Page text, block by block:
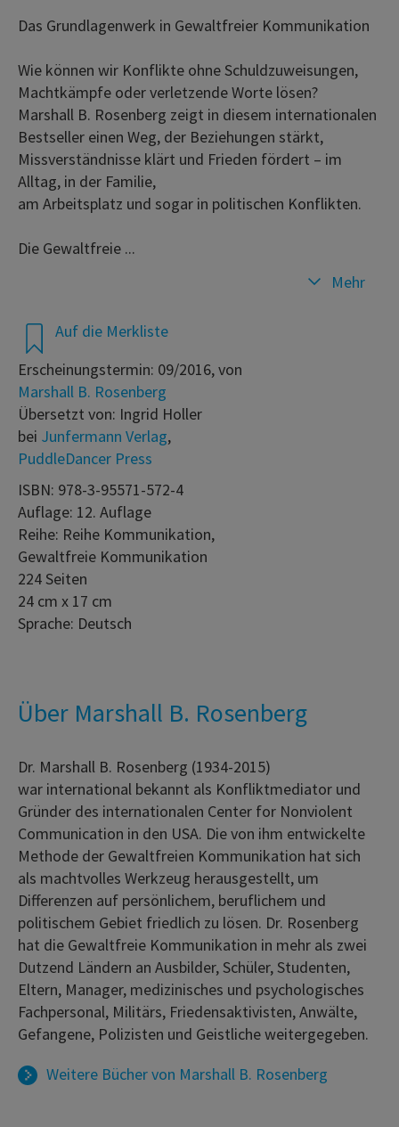
Auf die Merkliste
Erscheinungstermin: 09/2016, von
Marshall B. Rosenberg
Übersetzt von: Ingrid Holler
bei Junfermann Verlag,
PuddleDancer Press
ISBN: 978-3-95571-572-4
Auflage: 12. Auflage
Reihe: Reihe Kommunikation,
Gewaltfreie Kommunikation
224 Seiten
24 cm x 17 cm
Sprache: Deutsch
Das Grundlagenwerk in Gewaltfreier Kommunikation
Wie können wir Konflikte ohne Schuldzuweisungen,
Machtkämpfe oder verletzende Worte lösen?
Marshall B. Rosenberg zeigt in diesem internationalen
Bestseller einen Weg, der Beziehungen stärkt,
Missverständnisse klärt und Frieden fördert – im
Alltag, in der Familie,
am Arbeitsplatz und sogar in politischen Konflikten.
Die Gewaltfreie ...
Mehr
Über Marshall B. Rosenberg
Dr. Marshall B. Rosenberg (1934-2015)
war international bekannt als Konfliktmediator und
Gründer des internationalen Center for Nonviolent
Communication in den USA. Die von ihm entwickelte
Methode der Gewaltfreien Kommunikation hat sich
als machtvolles Werkzeug herausgestellt, um
Differenzen auf persönlichem, beruflichem und
politischem Gebiet friedlich zu lösen. Dr. Rosenberg
hat die Gewaltfreie Kommunikation in mehr als zwei
Dutzend Ländern an Ausbilder, Schüler, Studenten,
Eltern, Manager, medizinisches und psychologisches
Fachpersonal, Militärs, Friedensaktivisten, Anwälte,
Gefangene, Polizisten und Geistliche weitergegeben.
Weitere Bücher von Marshall B. Rosenberg